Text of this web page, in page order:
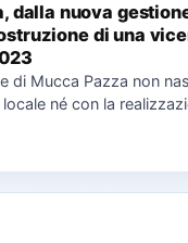
dalla nuova
di una
di Mucca Pazza non
né con la